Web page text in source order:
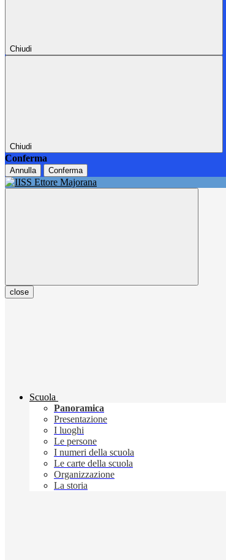
Chiudi
Chiudi
Conferma
Annulla Conferma
close
Scuola
Panoramica
Presentazione
I luoghi
Le persone
I numeri della scuola
Le carte della scuola
Organizzazione
La storia